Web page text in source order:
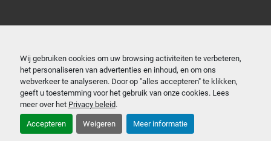
Wij gebruiken cookies om uw browsing activiteiten te verbeteren,
het personaliseren van advertenties en inhoud, en om ons
webverkeer te analyseren. Door op "alles accepteren" te klikken,
geeft u toestemming voor het gebruik van onze cookies. Lees
meer over het Privacy beleid.
Accepteren Weigeren Meer informatie